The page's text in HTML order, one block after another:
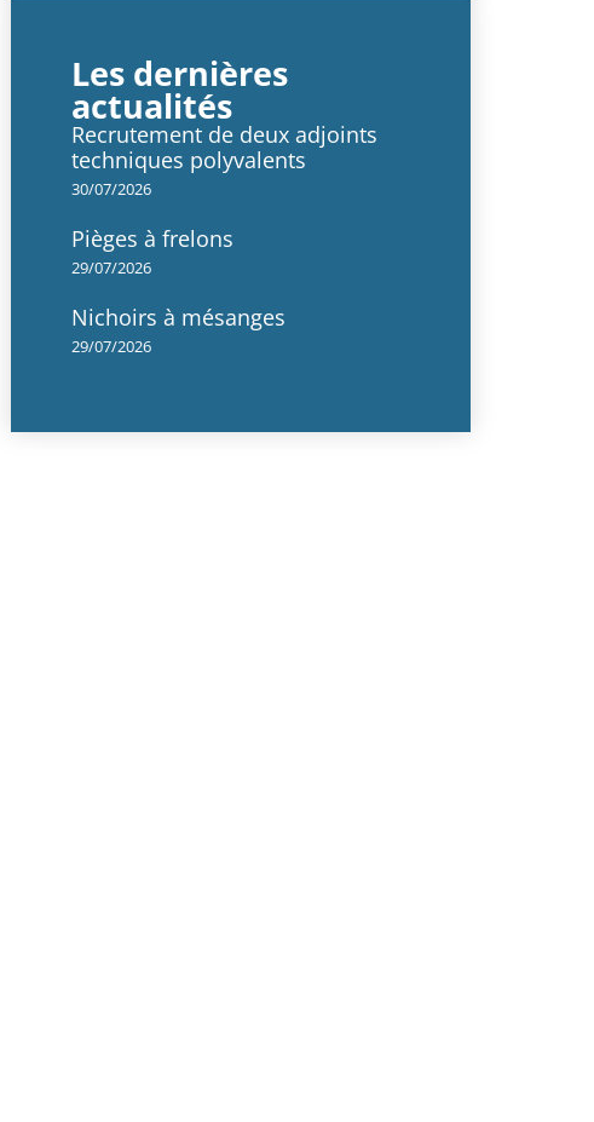
Les dernières
actualités
Recrutement de deux adjoints
techniques polyvalents
30/07/2026
Pièges à frelons
29/07/2026
Nichoirs à mésanges
29/07/2026